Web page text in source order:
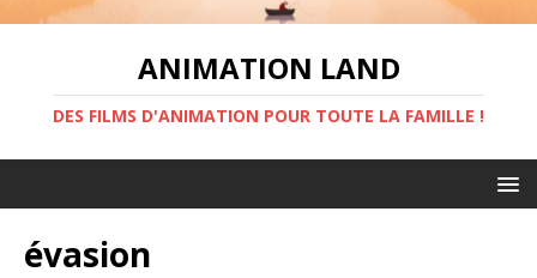
ANIMATION LAND
DES FILMS D'ANIMATION POUR TOUTE LA FAMILLE !
évasion